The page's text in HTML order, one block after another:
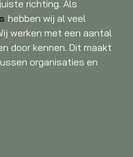
richting. Als
hebben wij al veel
werken met een aantal
door kennen. Dit maakt
organisaties en